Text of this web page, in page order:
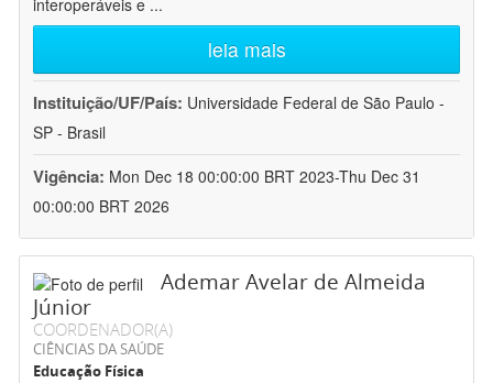
interoperáveis e ...
leia mais
Instituição/UF/País: Universidade Federal de São Paulo -
SP - Brasil
Vigência: Mon Dec 18 00:00:00 BRT 2023-Thu Dec 31
00:00:00 BRT 2026
Ademar Avelar de Almeida
Júnior
COORDENADOR(A)
CIÊNCIAS DA SAÚDE
Educação Física